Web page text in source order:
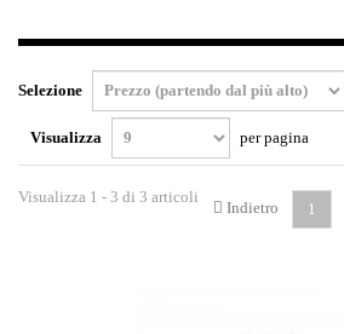
Selezione
Visualizza per pagina
Visualizza 1 - 3 di 3 articoli
Indietro 1